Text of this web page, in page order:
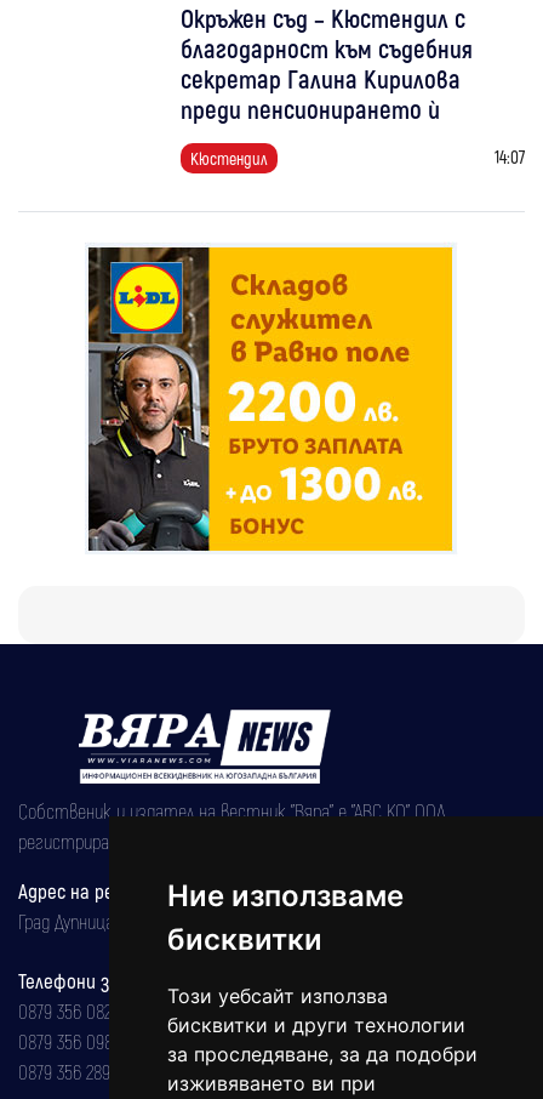
Ние използваме
бисквитки
Този уебсайт използва
бисквитки и други технологии
за проследяване, за да подобри
изживяването ви при
Окръжен съд – Кюстендил с
благодарност към съдебния
секретар Галина Кирилова
преди пенсионирането ѝ
Кюстендил 14:07
Собственик и издател на вестник "Вяра" е "АВС КО" ООД,
регистрирана на 08.05.2002 година.
Адрес на редакцията
Град Дупница, ул.''Христо Ботев" 43
Телефони за реклама и абонаменти
0879 356 082
0879 356 098
0879 356 289